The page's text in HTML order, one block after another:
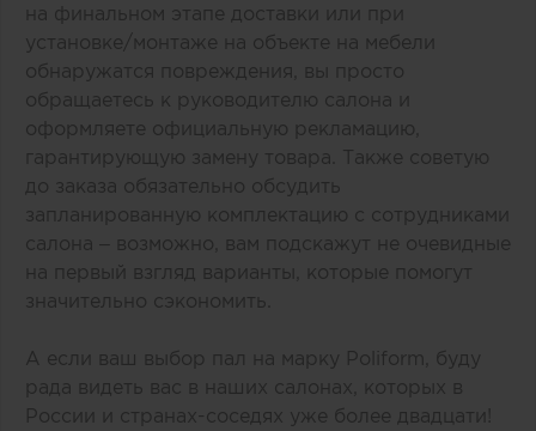
на финальном этапе доставки или при
установке/монтаже на объекте на мебели
обнаружатся повреждения, вы просто
обращаетесь к руководителю салона и
оформляете официальную рекламацию,
гарантирующую замену товара. Также советую
до заказа обязательно обсудить
запланированную комплектацию с сотрудниками
салона – возможно, вам подскажут не очевидные
на первый взгляд варианты, которые помогут
значительно сэкономить.
А если ваш выбор пал на марку Poliform, буду
рада видеть вас в наших салонах, которых в
России и странах-соседях уже более двадцати!